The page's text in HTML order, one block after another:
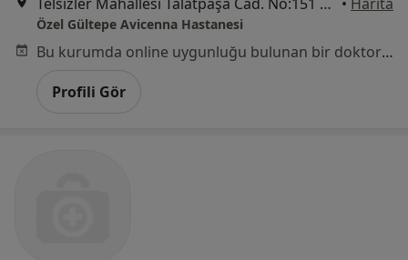
Özel Gültepe Avicenna Hastanesi
Bu kurumda online uygunluğu bulunan bir doktor veya uzman bulunamadı
Profili Gör